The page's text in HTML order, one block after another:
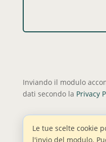
Inviando il modulo
dati secondo la Privacy
Le tue scelte cookie
l'invio del modulo.